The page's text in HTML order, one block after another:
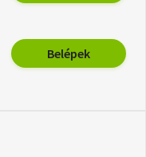
Belépek